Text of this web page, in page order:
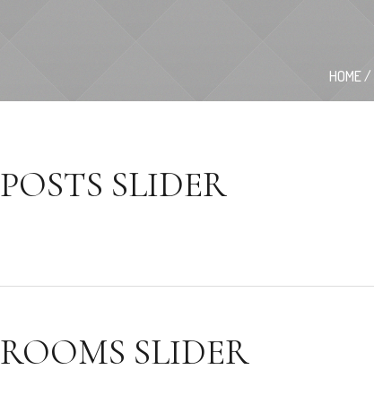
HOME/
POSTS SLIDER
ROOMS SLIDER